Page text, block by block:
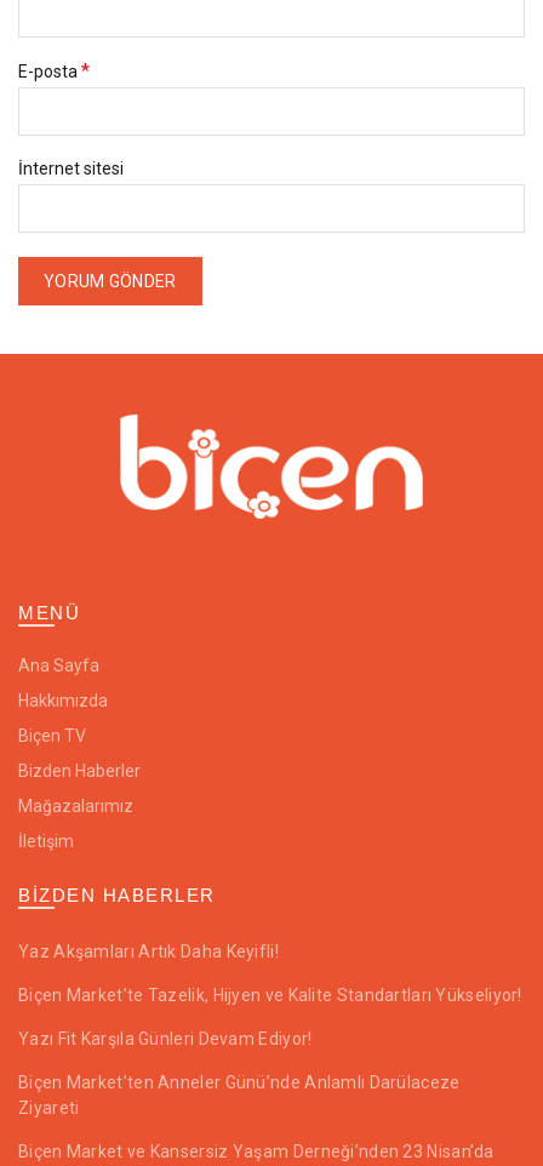
E-posta *
İnternet sitesi
MENÜ
Ana Sayfa
Hakkımızda
Biçen TV
Bizden Haberler
Mağazalarımız
İletişim
BIZDEN HABERLER
Yaz Akşamları Artık Daha Keyifli!
Biçen Market’te Tazelik, Hijyen ve Kalite Standartları Yükseliyor!
Yazı Fit Karşıla Günleri Devam Ediyor!
Biçen Market’ten Anneler Günü’nde Anlamlı Darülaceze
Ziyareti
Biçen Market ve Kansersiz Yaşam Derneği’nden 23 Nisan’da